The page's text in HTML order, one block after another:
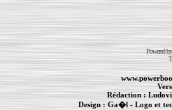
Powered
Rédaction :
Design : Ga�l- Logo et